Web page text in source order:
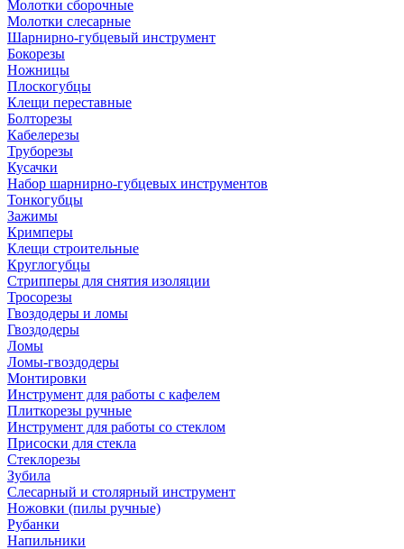
Молотки сборочные
Молотки слесарные
Шарнирно-губцевый инструмент
Бокорезы
Ножницы
Плоскогубцы
Клещи переставные
Болторезы
Кабелерезы
Труборезы
Кусачки
Набор шарнирно-губцевых инструментов
Тонкогубцы
Зажимы
Кримперы
Клещи строительные
Круглогубцы
Стрипперы для снятия изоляции
Тросорезы
Гвоздодеры и ломы
Гвоздодеры
Ломы
Ломы-гвоздодеры
Монтировки
Инструмент для работы с кафелем
Плиткорезы ручные
Инструмент для работы со стеклом
Присоски для стекла
Стеклорезы
Зубила
Слесарный и столярный инструмент
Ножовки (пилы ручные)
Рубанки
Напильники